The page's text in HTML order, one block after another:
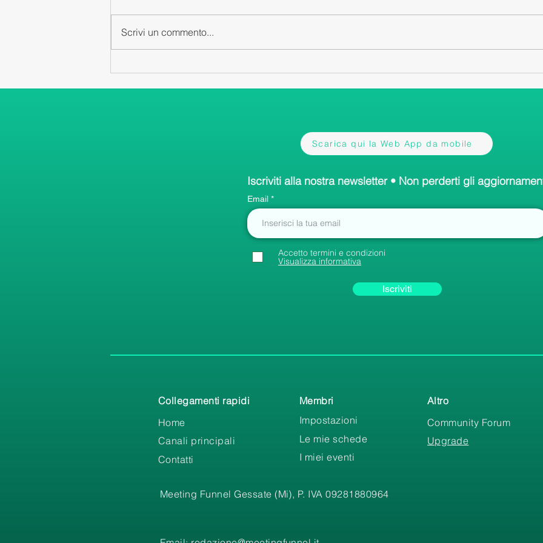
Scrivi un commento...
Scarica qui la Web App da mobile
Iscriviti alla nostra newsletter • Non perderti gli
Email
Accetto termini e condizioni
Visualizza informativa
Iscriviti
Collegamenti rapidi
Home
Canali principali
Contatti
Membri
Impostazioni
Le mie schede
I miei eventi
Altro
Community Forum
Upgrade
Meeting Funnel Gessate (Mi), P. IVA 09281880964